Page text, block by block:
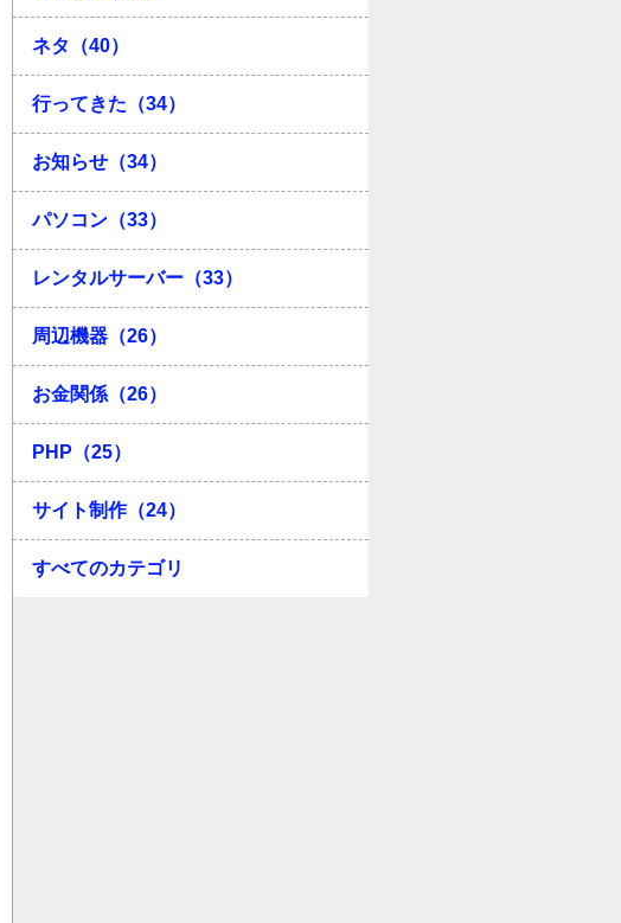
ネタ（40）
行ってきた（34）
お知らせ（34）
パソコン（33）
レンタルサーバー（33）
周辺機器（26）
お金関係（26）
PHP（25）
サイト制作（24）
すべてのカテゴリ